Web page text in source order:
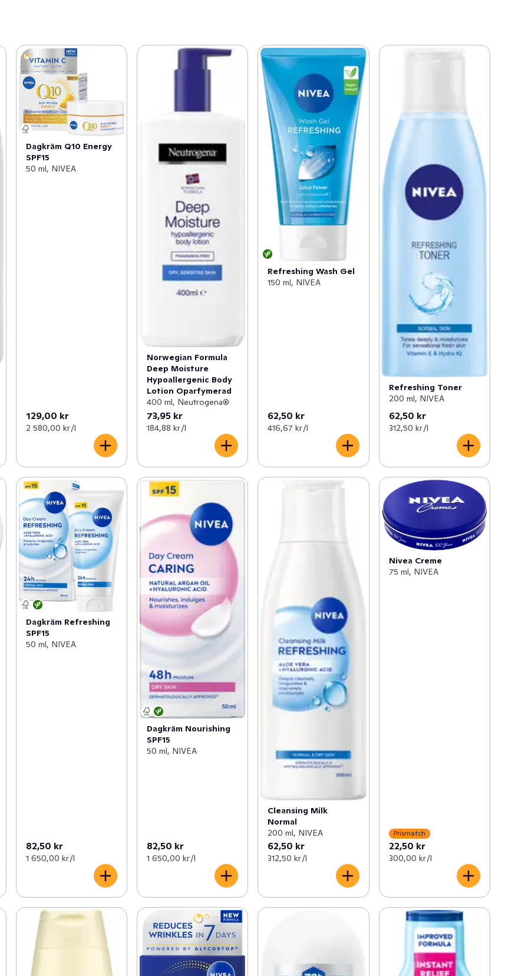
Dagkräm Q10 Energy
SPF15
50 ml, NIVEA
129,00 kr
2 580,00 kr /l
Norwegian Formula
Deep Moisture
Hypoallergenic Body
Lotion Oparfymerad
400 ml, Neutrogena®
73,95 kr
184,88 kr /l
Refreshing Wash Gel
150 ml, NIVEA
62,50 kr
416,67 kr /l
Refreshing Toner
200 ml, NIVEA
62,50 kr
312,50 kr /l
Dagkräm Refreshing
SPF15
50 ml, NIVEA
82,50 kr
1 650,00 kr /l
Dagkräm Nourishing
SPF15
50 ml, NIVEA
82,50 kr
1 650,00 kr /l
Cleansing Milk
Normal
200 ml, NIVEA
62,50 kr
312,50 kr /l
Nivea Creme
75 ml, NIVEA
Prismatch
22,50 kr
300,00 kr /l